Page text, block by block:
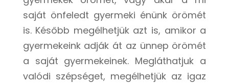
saját önfeledt gyermeki énünk örömét
is. Később megélhetjük azt is, amikor a
gyermekeink adják át az ünnep örömét
a saját gyermekeinek. Megláthatjuk a
valódi szépséget, megélhetjük az igaz